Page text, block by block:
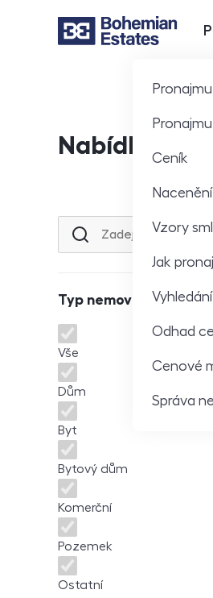
Pronajmu
Ceník
Vzory
Jak
Odhad
Cenové
Správa
Nabídka
Lokalita nebo ulice
Typ nemovitosti
Typ nemovitosti
Vše
Dům
Byt
Bytový dům
Komerční
Pozemek
Ostatní